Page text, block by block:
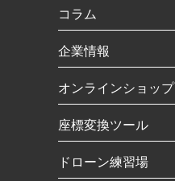
コラム
企業情報
オンラインショップ
座標変換ツール
ドローン練習場